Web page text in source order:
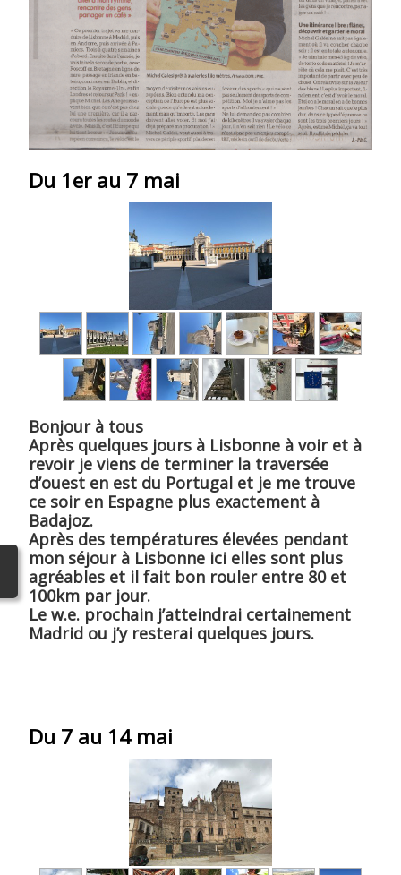
Du 1er au 7 mai
Bonjour à tous
Après quelques jours à Lisbonne à voir et à
revoir je viens de terminer la traversée
d’ouest en est du Portugal et je me trouve
ce soir en Espagne plus exactement à
Badajoz.
Après des températures élevées pendant
mon séjour à Lisbonne ici elles sont plus
agréables et il fait bon rouler entre 80 et
100km par jour.
Le w.e. prochain j’atteindrai certainement
Madrid ou j’y resterai quelques jours.
Du 7 au 14 mai